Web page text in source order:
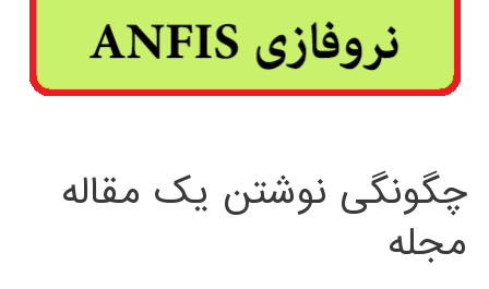
چگونگی نوشتن یک مقاله
مجله